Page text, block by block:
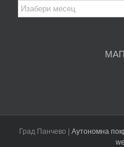
Архива
чланака
Град Панчево | Аутономна